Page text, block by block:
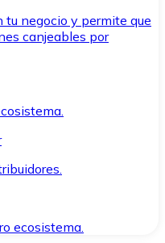
negocio y permite que
canjeables por
ecosistema.